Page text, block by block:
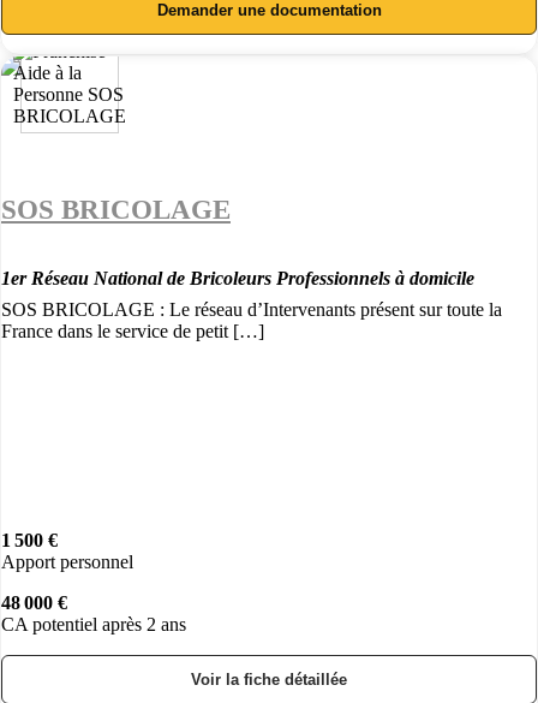
Demander une documentation
SOS BRICOLAGE
1er Réseau National de Bricoleurs Professionnels à domicile
SOS BRICOLAGE : Le réseau d’Intervenants présent sur toute la
France dans le service de petit […]
1 500 €
Apport personnel
48 000 €
CA potentiel après 2 ans
Voir la fiche détaillée